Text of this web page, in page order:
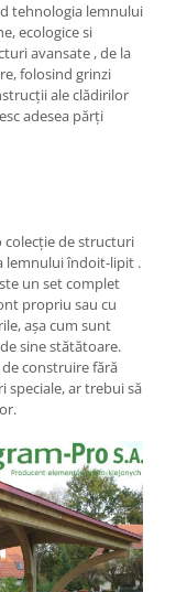
tehnologia lemnului
ecologice si
avansate , de la
folosind grinzi
ale clădirilor
adesea părți
colecție de structuri
lemnului îndoit-lipit .
un set complet
propriu sau cu
așa cum sunt
sine stătătoare.
construire fără
speciale, ar trebui să